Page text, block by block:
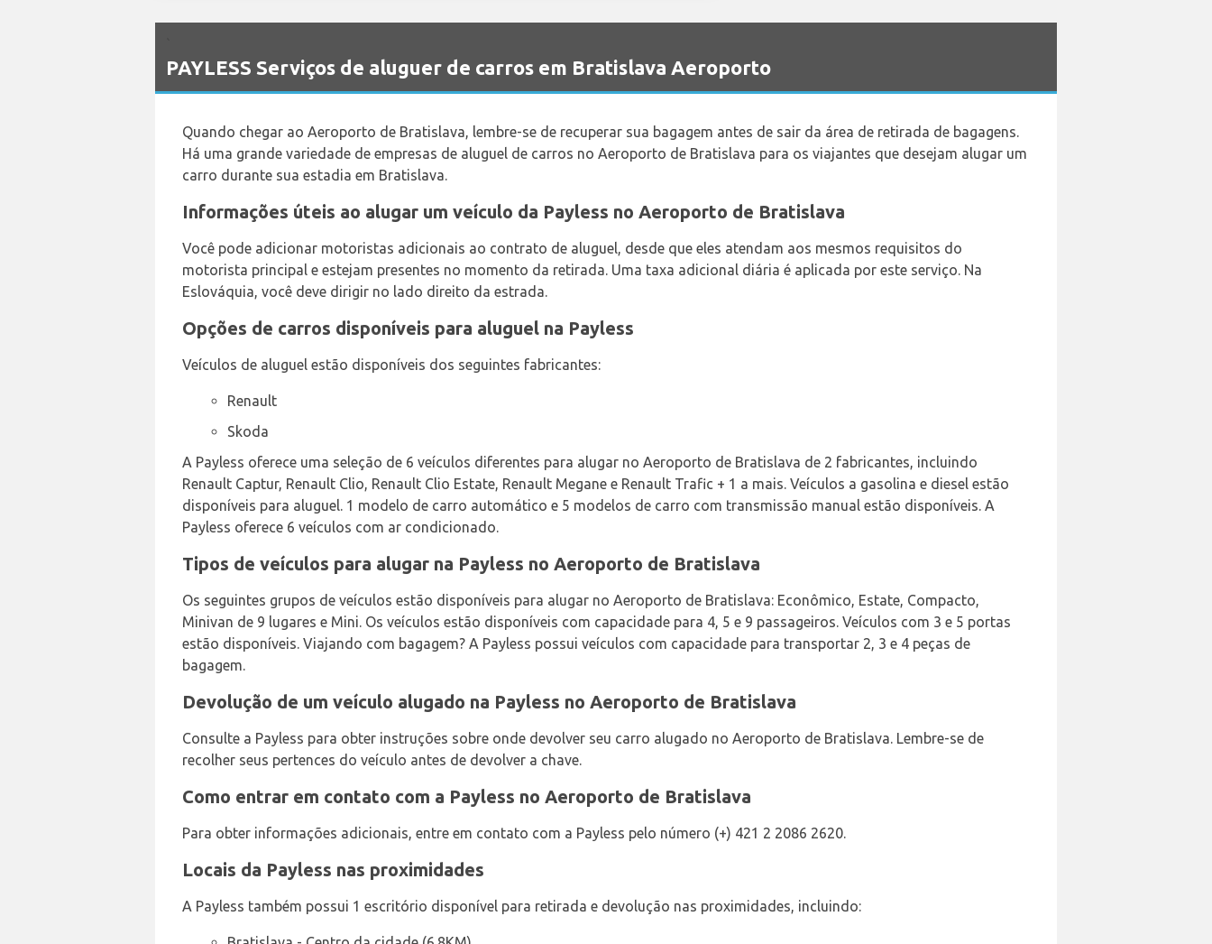
PAYLESS Serviços de aluguer de carros em Bratislava Aeroporto
Quando chegar ao Aeroporto de Bratislava, lembre-se de recuperar sua bagagem antes de sair da área de retirada de bagagens.
Há uma grande variedade de empresas de aluguel de carros no Aeroporto de Bratislava para os viajantes que desejam alugar um
carro durante sua estadia em Bratislava.
Informações úteis ao alugar um veículo da Payless no Aeroporto de Bratislava
Você pode adicionar motoristas adicionais ao contrato de aluguel, desde que eles atendam aos mesmos requisitos do
motorista principal e estejam presentes no momento da retirada. Uma taxa adicional diária é aplicada por este serviço. Na
Eslováquia, você deve dirigir no lado direito da estrada.
Opções de carros disponíveis para aluguel na Payless
Veículos de aluguel estão disponíveis dos seguintes fabricantes:
Renault
Skoda
A Payless oferece uma seleção de 6 veículos diferentes para alugar no Aeroporto de Bratislava de 2 fabricantes, incluindo
Renault Captur, Renault Clio, Renault Clio Estate, Renault Megane e Renault Trafic + 1 a mais. Veículos a gasolina e diesel estão
disponíveis para aluguel. 1 modelo de carro automático e 5 modelos de carro com transmissão manual estão disponíveis. A
Payless oferece 6 veículos com ar condicionado.
Tipos de veículos para alugar na Payless no Aeroporto de Bratislava
Os seguintes grupos de veículos estão disponíveis para alugar no Aeroporto de Bratislava: Econômico, Estate, Compacto,
Minivan de 9 lugares e Mini. Os veículos estão disponíveis com capacidade para 4, 5 e 9 passageiros. Veículos com 3 e 5 portas
estão disponíveis. Viajando com bagagem? A Payless possui veículos com capacidade para transportar 2, 3 e 4 peças de
bagagem.
Devolução de um veículo alugado na Payless no Aeroporto de Bratislava
Consulte a Payless para obter instruções sobre onde devolver seu carro alugado no Aeroporto de Bratislava. Lembre-se de
recolher seus pertences do veículo antes de devolver a chave.
Como entrar em contato com a Payless no Aeroporto de Bratislava
Para obter informações adicionais, entre em contato com a Payless pelo número (+) 421 2 2086 2620.
Locais da Payless nas proximidades
A Payless também possui 1 escritório disponível para retirada e devolução nas proximidades, incluindo: